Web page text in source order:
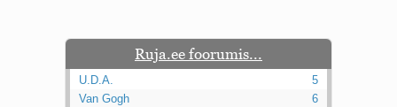
Ruja.ee foorumis...
U.D.A.
5
Van Gogh
6